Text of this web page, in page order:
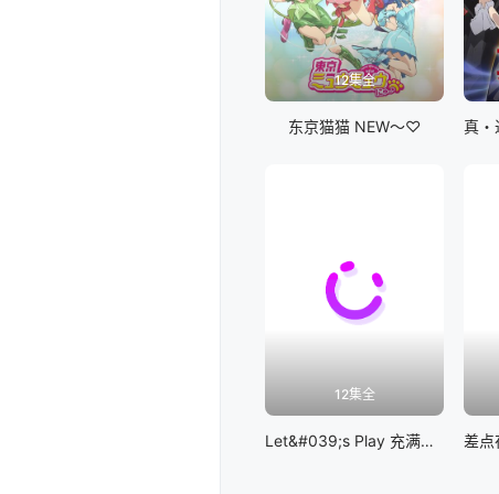
12集全
东京猫猫 NEW～♡
12集全
Let&#039;s Play 充满挑战的人生